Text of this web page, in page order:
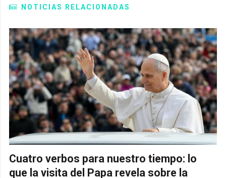
NOTICIAS RELACIONADAS
Cuatro verbos para nuestro tiempo: lo
que la visita del Papa revela sobre la